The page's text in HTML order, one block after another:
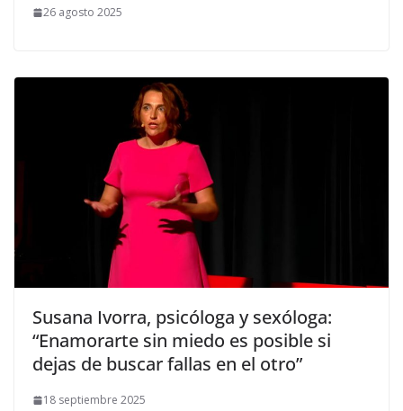
26 agosto 2025
Susana Ivorra, psicóloga y sexóloga:
“Enamorarte sin miedo es posible si
dejas de buscar fallas en el otro”
18 septiembre 2025